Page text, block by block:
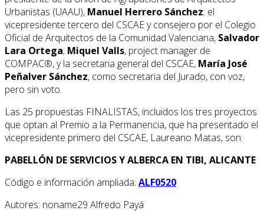
Urbanistas (UAAU), Manuel Herrero Sánchez; el
vicepresidente tercero del CSCAE y consejero por el Colegio
Oficial de Arquitectos de la Comunidad Valenciana, Salvador
Lara Ortega; Miquel Valls, project manager de
COMPAC®, y la secretaria general del CSCAE, María José
Peñalver Sánchez, como secretaria del Jurado, con voz,
pero sin voto.
Las 25 propuestas FINALISTAS, incluidos los tres proyectos
que optan al Premio a la Permanencia, que ha presentado el
vicepresidente primero del CSCAE, Laureano Matas, son:
PABELLÓN DE SERVICIOS Y ALBERCA EN TIBI, ALICANTE
Código e información ampliada: ALF0520
Autores: noname29 Alfredo Payá